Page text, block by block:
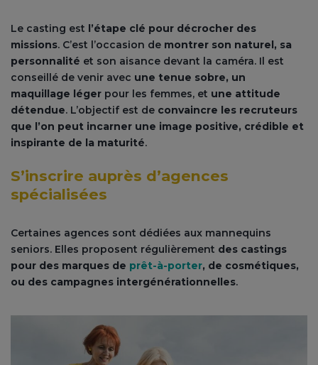
Le casting est l’étape clé pour décrocher des
missions. C’est l’occasion de montrer son naturel, sa
personnalité et son aisance devant la caméra. Il est
conseillé de venir avec une tenue sobre, un
maquillage léger pour les femmes, et une attitude
détendue. L’objectif est de convaincre les recruteurs
que l’on peut incarner une image positive, crédible et
inspirante de la maturité.
S’inscrire auprès d’agences
spécialisées
Certaines agences sont dédiées aux mannequins
seniors. Elles proposent régulièrement des castings
pour des marques de prêt-à-porter, de cosmétiques,
ou des campagnes intergénérationnelles.